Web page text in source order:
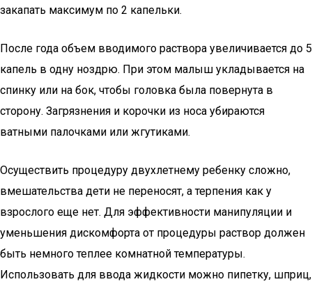
закапать максимум по 2 капельки.
После года объем вводимого раствора увеличивается до 5
капель в одну ноздрю. При этом малыш укладывается на
спинку или на бок, чтобы головка была повернута в
сторону. Загрязнения и корочки из носа убираются
ватными палочками или жгутиками.
Осуществить процедуру двухлетнему ребенку сложно,
вмешательства дети не переносят, а терпения как у
взрослого еще нет. Для эффективности манипуляции и
уменьшения дискомфорта от процедуры раствор должен
быть немного теплее комнатной температуры.
Использовать для ввода жидкости можно пипетку, шприц,